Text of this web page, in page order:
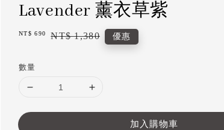
Lavender 薰衣草紫
Sale
NT$ 690
Regular
NT$ 1,380 優惠
數量
加入購物車